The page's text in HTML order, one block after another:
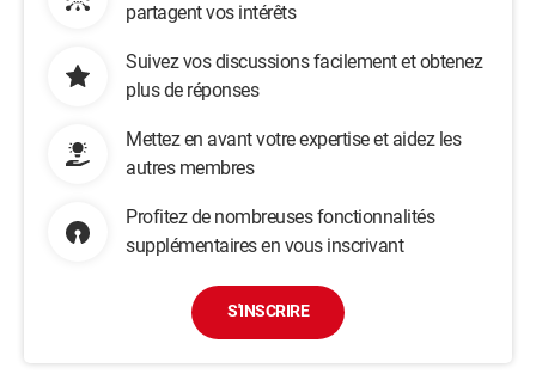
partagent vos intérêts
Suivez vos discussions facilement et obtenez
plus de réponses
Mettez en avant votre expertise et aidez les
autres membres
Profitez de nombreuses fonctionnalités
supplémentaires en vous inscrivant
S'INSCRIRE